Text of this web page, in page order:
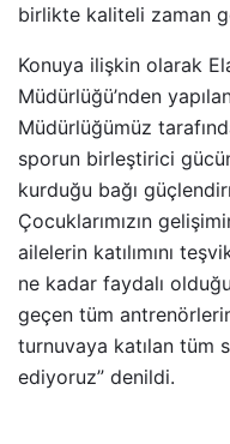
birlikte kaliteli zaman
Konuya ilişkin olarak
Müdürlüğü’nden
Müdürlüğümüz
sporun birleştirici
kurduğu bağı
Çocuklarımızın
ailelerin katılımını
ne kadar faydalı
geçen tüm
turnuvaya katılan tüm
ediyoruz” denildi.